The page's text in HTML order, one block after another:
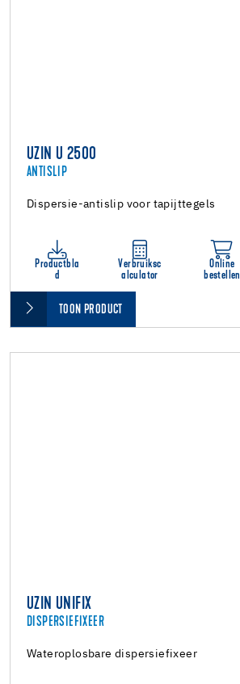
UZIN U 2500
ANTISLIP
Dispersie-antislip voor tapijttegels
Productbla
d
Verbruiksc
alculator
Online
bestellen
TOON PRODUCT
UZIN UNIFIX
DISPERSIEFIXEER
Wateroplosbare dispersiefixeer